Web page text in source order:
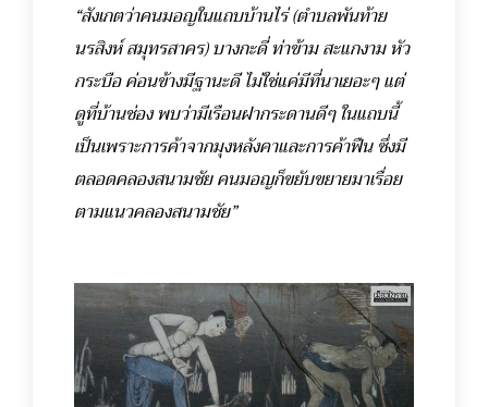
“สังเกตว่าคนมอญในแถบบ้านไร่ (ตำบลพันท้าย
นรสิงห์ สมุทรสาคร) บางกะดี่ ท่าข้าม สะแกงาม หัว
กระบือ ค่อนข้างมีฐานะดี ไม่ใช่แค่มีที่นาเยอะๆ แต่
ดูที่บ้านช่อง พบว่ามีเรือนฝากระดานดีๆ ในแถบนี้
เป็นเพราะการค้าจากมุงหลังคาและการค้าฟืน ซึ่งมี
ตลอดคลองสนามชัย คนมอญก็ขยับขยายมาเรื่อย
ตามแนวคลองสนามชัย”